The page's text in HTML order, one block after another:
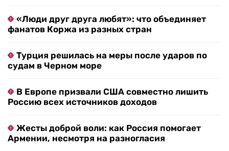
«Люди друг друга любят»: что объединяет
фанатов Коржа из разных стран
Турция решилась на меры после ударов по
судам в Черном море
В Европе призвали США совместно лишить
Россию всех источников доходов
Жесты доброй воли: как Россия помогает
Армении, несмотря на разногласия